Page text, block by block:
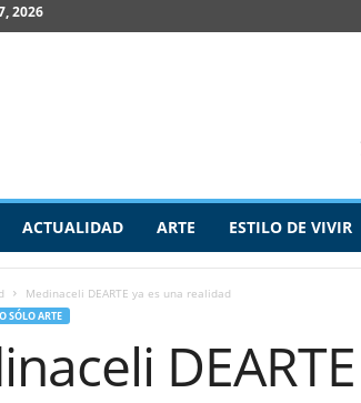
2026
ACTUALIDAD ARTE ESTILO DE VIVIR
Medinaceli DEARTE ya es una realidad
SÓLO ARTE